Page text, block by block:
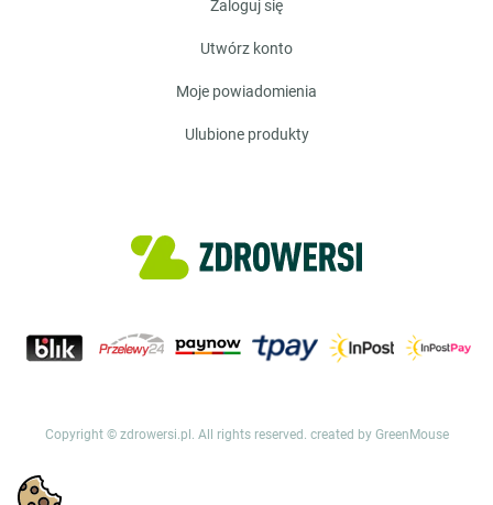
zaloguj się
utwórz konto
moje powiadomienia
ulubione produkty
Copyright © zdrowersi.pl. All rights reserved. created by GreenMouse